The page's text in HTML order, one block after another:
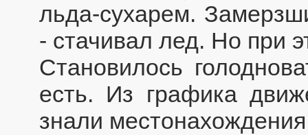
льда-сухарем.
- стачивал лед. Но при
Становилось
есть. Из графика
знали